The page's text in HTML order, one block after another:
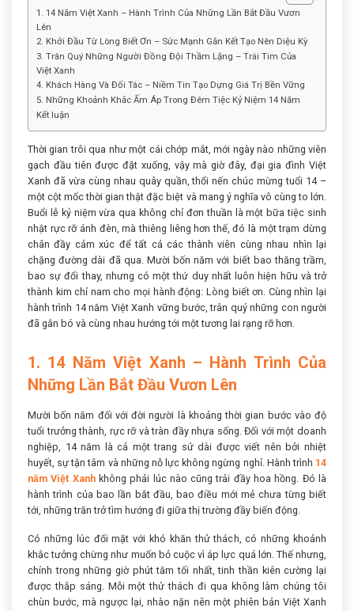
1. 14 Năm Việt Xanh – Hành Trình Của Những Lần Bắt Đầu Vươn
Lên
2. Khởi Đầu Từ Lòng Biết Ơn – Sức Mạnh Gắn Kết Tạo Nên Diệu Kỳ
3. Trân Quý Những Người Đồng Đội Thầm Lặng – Trái Tim Của
Việt Xanh
4. Khách Hàng Và Đối Tác – Niềm Tin Tạo Dựng Giá Trị Bền Vững
5. Những Khoảnh Khắc Ấm Áp Trong Đêm Tiệc Kỷ Niệm 14 Năm
Kết luận
Thời gian trôi qua như một cái chớp mắt, mới ngày nào những viên
gạch đầu tiên được đặt xuống, vậy mà giờ đây, đại gia đình Việt
Xanh đã vừa cùng nhau quây quần, thổi nến chúc mừng tuổi 14 –
một cột mốc thời gian thật đặc biệt và mang ý nghĩa vô cùng to lớn.
Buổi lễ kỷ niệm vừa qua không chỉ đơn thuần là một bữa tiệc sinh
nhật rực rỡ ánh đèn, mà thiêng liêng hơn thế, đó là một trạm dừng
chân đầy cảm xúc để tất cả các thành viên cùng nhau nhìn lại
chặng đường dài đã qua. Mười bốn năm với biết bao thăng trầm,
bao sự đổi thay, nhưng có một thứ duy nhất luôn hiện hữu và trở
thành kim chỉ nam cho mọi hành động: Lòng biết ơn. Cùng nhìn lại
hành trình 14 năm Việt Xanh vững bước, trân quý những con người
đã gắn bó và cùng nhau hướng tới một tương lai rạng rỡ hơn.
1. 14 Năm Việt Xanh – Hành Trình Của
Những Lần Bắt Đầu Vươn Lên
Mười bốn năm đối với đời người là khoảng thời gian bước vào độ
tuổi trưởng thành, rực rỡ và tràn đầy nhựa sống. Đối với một doanh
nghiệp, 14 năm là cả một trang sử dài được viết nên bởi nhiệt
huyết, sự tận tâm và những nỗ lực không ngừng nghỉ. Hành trình 14
năm Việt Xanhkhông phải lúc nào cũng trải đầy hoa hồng. Đó là
hành trình của bao lần bắt đầu, bao điều mới mẻ chưa từng biết
tới, những trăn trở tìm hướng đi giữa thị trường đầy biến động.
Có những lúc đối mặt với khó khăn thử thách, có những khoảnh
khắc tưởng chừng như muốn bỏ cuộc vì áp lực quá lớn. Thế nhưng,
chính trong những giờ phút tăm tối nhất, tinh thần kiên cường lại
được thắp sáng. Mỗi một thử thách đi qua không làm chúng tôi
chùn bước, mà ngược lại, nhào nặn nên một phiên bản Việt Xanh